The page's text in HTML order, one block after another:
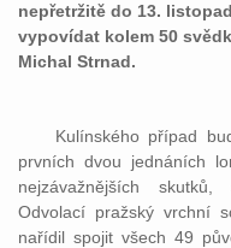
nepřetržitě do 13.
vypovídat kolem 50
Michal Strnad.
Kulínského případ
prvních dvou jednáních
nejzávažnějších
Odvolací pražský vrchní
nařídil spojit všech 49